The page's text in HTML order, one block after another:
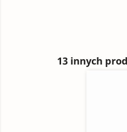
13 innych